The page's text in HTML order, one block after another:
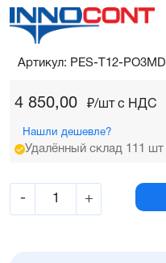
4 850,00 ₽/шт c НДС
Нашли дешевле?
Удалённый склад 111 шт
- +
Артикул: PES-T12-PO3MD